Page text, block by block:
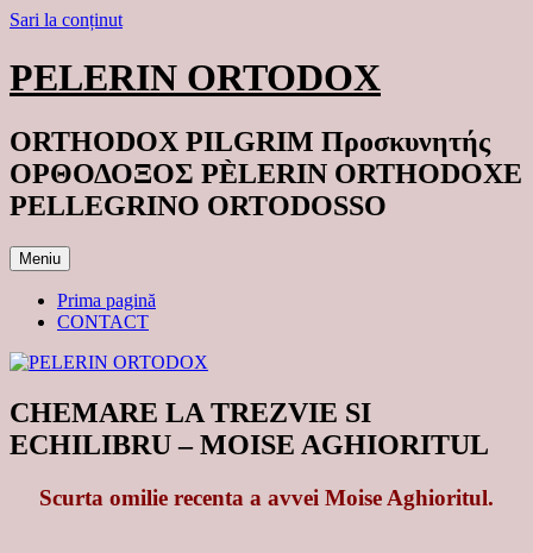
Sari la conținut
PELERIN ORTODOX
ORTHODOX PILGRIM Προσκυνητής
ΟΡΘΟΔΟΞΟΣ PÈLERIN ORTHODOXE
PELLEGRINO ORTODOSSO
Meniu
Prima pagină
CONTACT
CHEMARE LA TREZVIE SI
ECHILIBRU – MOISE AGHIORITUL
Scurta omilie recenta a avvei Moise Aghioritul.